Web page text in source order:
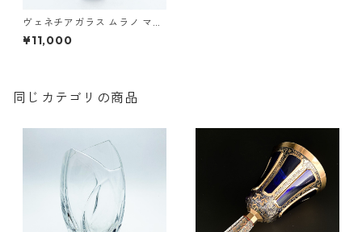
ヴェネチアガラス ムラノ マン
ドラザート Mandruzzato 花
瓶 一輪挿し グレープ ベネチア
¥11,000
同じカテゴリの商品